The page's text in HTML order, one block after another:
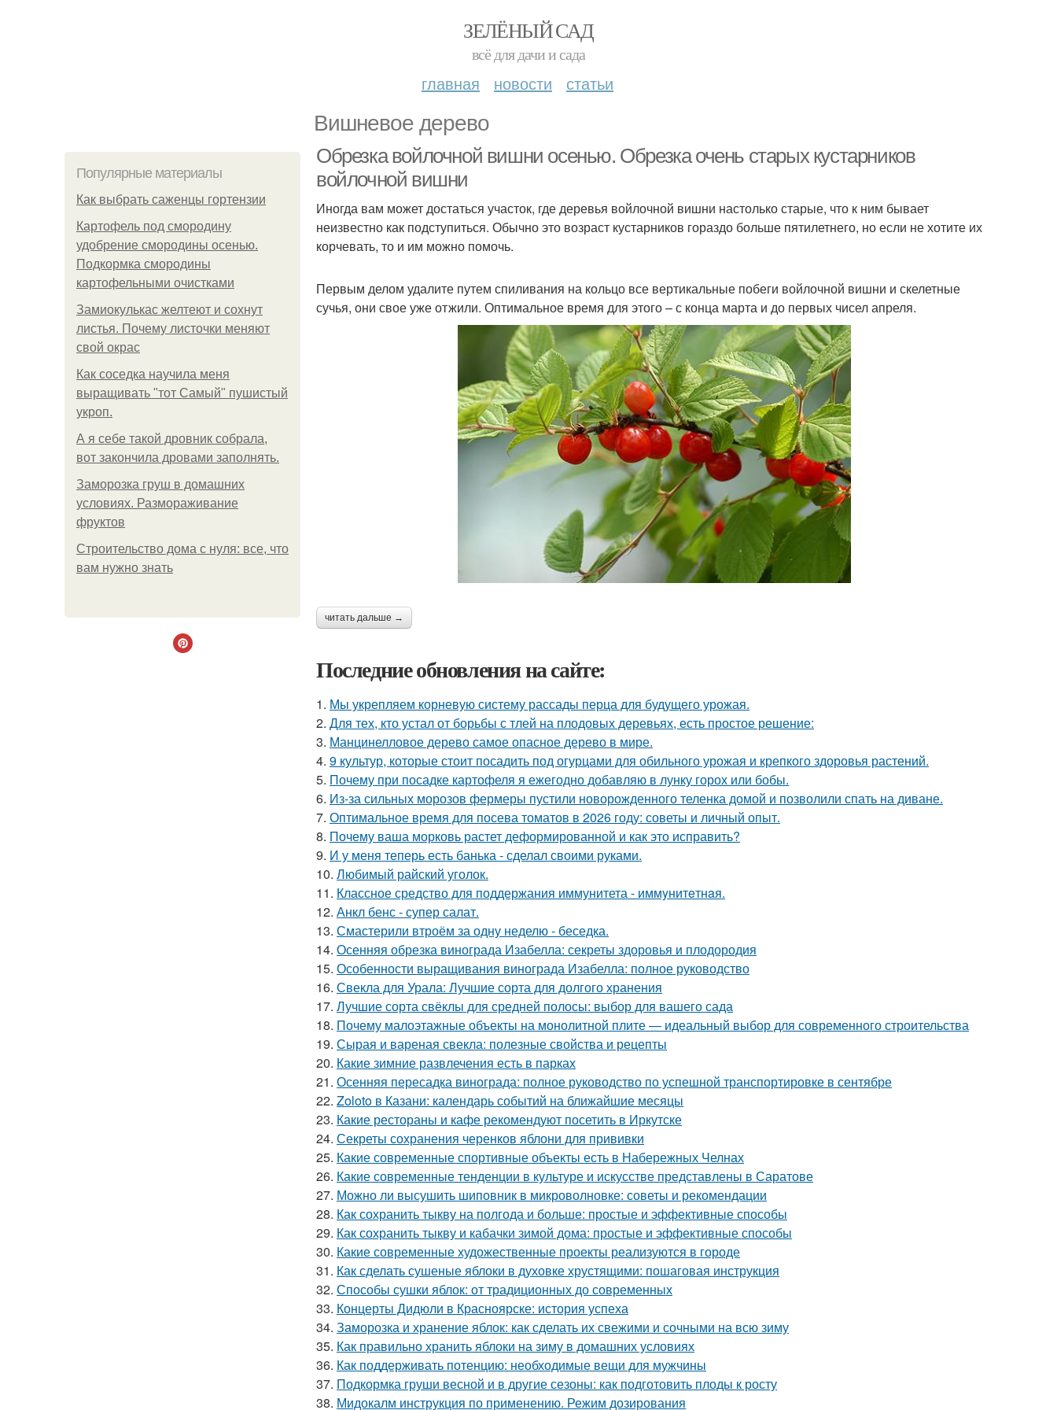
ЗЕЛЁНЫЙ САД
всё для дачи и сада
главная новости статьи
Вишневое дерево
Популярные материалы
Как выбрать саженцы гортензии
Картофель под смородину
удобрение смородины осенью.
Подкормка смородины
картофельными очистками
Замиокулькас желтеют и сохнут
листья. Почему листочки меняют
свой окрас
Как соседка научила меня
выращивать "тот Самый" пушистый
укроп.
А я себе такой дровник собрала,
вот закончила дровами заполнять.
Заморозка груш в домашних
условиях. Размораживание
фруктов
Строительство дома с нуля: все, что
вам нужно знать
Обрезка войлочной вишни осенью. Обрезка очень старых кустарников
войлочной вишни
Иногда вам может достаться участок, где деревья войлочной вишни настолько старые, что к ним бывает
неизвестно как подступиться. Обычно это возраст кустарников гораздо больше пятилетнего, но если не хотите их
корчевать, то и им можно помочь.
Первым делом удалите путем спиливания на кольцо все вертикальные побеги войлочной вишни и скелетные
сучья, они свое уже отжили. Оптимальное время для этого – с конца марта и до первых чисел апреля.
читать дальше →
Последние обновления на сайте:
1. Мы укрепляем корневую систему рассады перца для будущего урожая.
2. Для тех, кто устал от борьбы с тлей на плодовых деревьях, есть простое решение:
3. Манцинелловое дерево самое опасное дерево в мире.
4. 9 культур, которые стоит посадить под огурцами для обильного урожая и крепкого здоровья растений.
5. Почему при посадке картофеля я ежегодно добавляю в лунку горох или бобы.
6. Из-за сильных морозов фермеры пустили новорожденного теленка домой и позволили спать на диване.
7. Оптимальное время для посева томатов в 2026 году: советы и личный опыт.
8. Почему ваша морковь растет деформированной и как это исправить?
9. И у меня теперь есть банька - сделал своими руками.
10. Любимый райский уголок.
11. Классное средство для поддержания иммунитета - иммyнитeтнaя.
12. Анкл бенс - супер салат.
13. Смастерили втроём за одну неделю - беседка.
14. Осенняя обрезка винограда Изабелла: секреты здоровья и плодородия
15. Особенности выращивания винограда Изабелла: полное руководство
16. Свекла для Урала: Лучшие сорта для долгого хранения
17. Лучшие сорта свёклы для средней полосы: выбор для вашего сада
18. Почему малоэтажные объекты на монолитной плите — идеальный выбор для современного строительства
19. Сырая и вареная свекла: полезные свойства и рецепты
20. Какие зимние развлечения есть в парках
21. Осенняя пересадка винограда: полное руководство по успешной транспортировке в сентябре
22. Zoloto в Казани: календарь событий на ближайшие месяцы
23. Какие рестораны и кафе рекомендуют посетить в Иркутске
24. Секреты сохранения черенков яблони для прививки
25. Какие современные спортивные объекты есть в Набережных Челнах
26. Какие современные тенденции в культуре и искусстве представлены в Саратове
27. Можно ли высушить шиповник в микроволновке: советы и рекомендации
28. Как сохранить тыкву на полгода и больше: простые и эффективные способы
29. Как сохранить тыкву и кабачки зимой дома: простые и эффективные способы
30. Какие современные художественные проекты реализуются в городе
31. Как сделать сушеные яблоки в духовке хрустящими: пошаговая инструкция
32. Способы сушки яблок: от традиционных до современных
33. Концерты Дидюли в Красноярске: история успеха
34. Заморозка и хранение яблок: как сделать их свежими и сочными на всю зиму
35. Как правильно хранить яблоки на зиму в домашних условиях
36. Как поддерживать потенцию: необходимые вещи для мужчины
37. Подкормка груши весной и в другие сезоны: как подготовить плоды к росту
38. Мидокалм инструкция по применению. Режим дозирования